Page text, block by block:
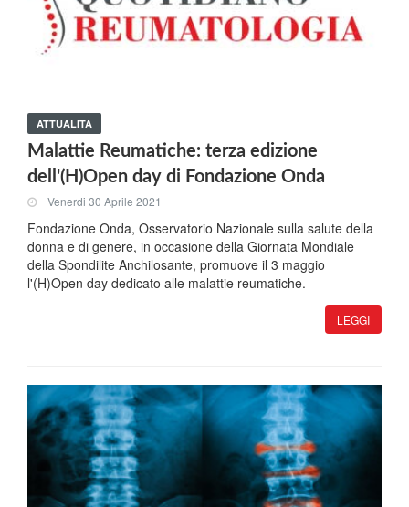
ATTUALITÀ
Malattie Reumatiche: terza edizione
dell'(H)Open day di Fondazione Onda
Venerdi 30 Aprile 2021
Fondazione Onda, Osservatorio Nazionale sulla salute della
donna e di genere, in occasione della Giornata Mondiale
della Spondilite Anchilosante, promuove il 3 maggio
l'(H)Open day dedicato alle malattie reumatiche.
LEGGI